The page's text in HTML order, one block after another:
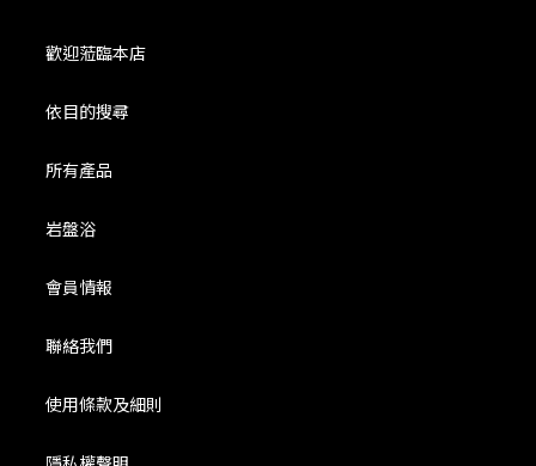
歡迎蒞臨本店
依目的搜尋
所有產品
岩盤浴
會員情報
聯絡我們
使用條款及細則